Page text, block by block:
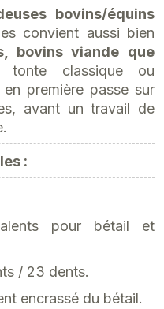
bovins/équins
convient aussi bien
bovins viande que
classique ou
en première passe sur
avant un travail de
:
pour bétail et
/ 23 dents.
encrassé du bétail.